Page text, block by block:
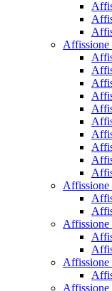
Affissione
Affissione
Affissione
Affissione